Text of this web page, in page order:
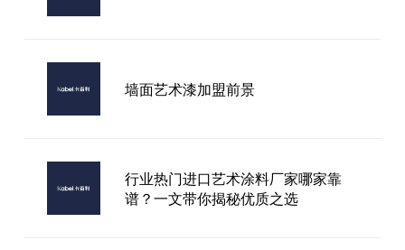
墙面艺术漆加盟前景
行业热门进口艺术涂料厂家哪家靠
谱？一文带你揭秘优质之选